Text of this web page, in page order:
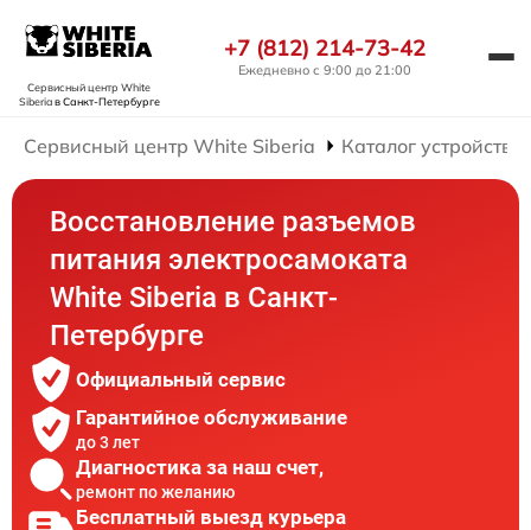
Сервисный центр White
Siberiaв Санкт-Петербурге
+7 (812) 214-73-42
Ежедневно с 9:00 до 21:00
Сервисный центр White Siberia Каталог устройств
Восстановление разъемов
питания электросамоката
White Siberia в Санкт-
Петербурге
Официальный сервис
Гарантийное обслуживание
до 3 лет
Диагностика за наш счет,
ремонт по желанию
Бесплатный выезд курьера